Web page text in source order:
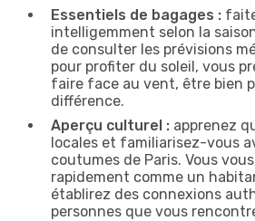
Essentiels de bagages :
intelligemment selon la
de consulter les prévisions
pour profiter du soleil, vous
faire face au vent, être bien
différence.
Aperçu culturel : apprenez
locales et familiarisez-vous
coutumes de Paris. Vous
rapidement comme un
établirez des connexions
personnes que vous